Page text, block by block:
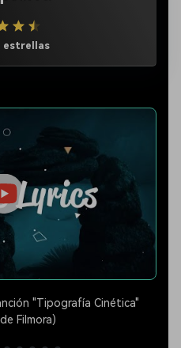
estrellas
"Tipografía Cinética"
Filmora)